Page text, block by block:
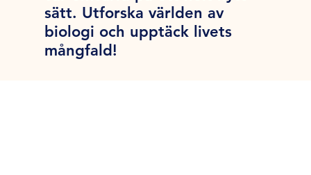
sätt. Utforska världen av
biologi och upptäck livets
mångfald!